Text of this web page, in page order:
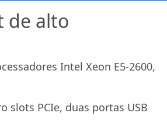
de alto
Intel Xeon E5-2600,
slots PCIe, duas portas USB